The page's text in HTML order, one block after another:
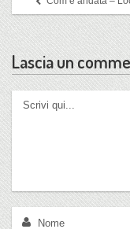
Lascia un